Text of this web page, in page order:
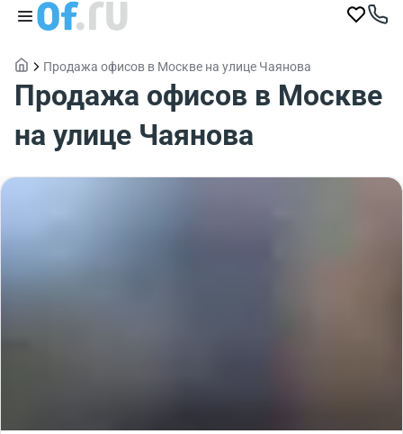
Продажа офисов в Москве на улице Чаянова
Продажа офисов в Москве
на улице Чаянова